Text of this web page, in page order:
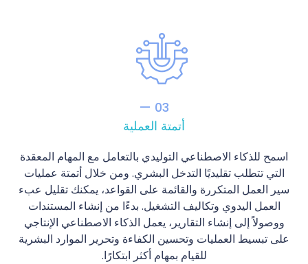
03 —
أتمتة العملية
اسمح للذكاء الاصطناعي التوليدي بالتعامل مع المهام المعقدة
التي تتطلب تقليديًا التدخل البشري. ومن خلال أتمتة عمليات
سير العمل المتكررة والقائمة على القواعد، يمكنك تقليل عبء
العمل اليدوي وتكاليف التشغيل. بدءًا من إنشاء المستندات
ووصولاً إلى إنشاء التقارير، يعمل الذكاء الاصطناعي الإنتاجي
على تبسيط العمليات وتحسين الكفاءة وتحرير الموارد البشرية
للقيام بمهام أكثر ابتكارًا.